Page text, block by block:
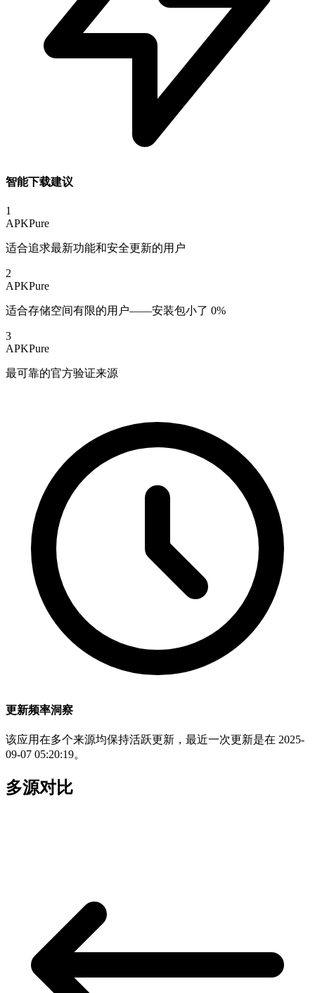
智能下载建议
1
APKPure
适合追求最新功能和安全更新的用户
2
APKPure
适合存储空间有限的用户——安装包小了 0%
3
APKPure
最可靠的官方验证来源
更新频率洞察
该应用在多个来源均保持活跃更新，最近一次更新是在 2025-
09-07 05:20:19。
多源对比